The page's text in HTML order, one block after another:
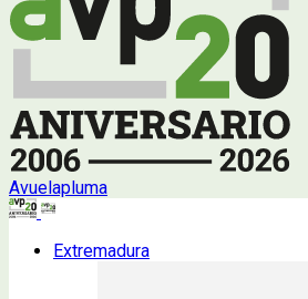
Avuelapluma
Extremadura